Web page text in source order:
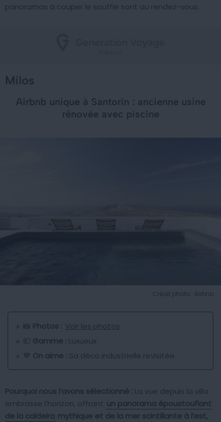
panoramas à couper le souffle sont au rendez-vous.
Milos
Airbnb unique à Santorin : ancienne usine
rénovée avec piscine
Crédit photo : Airbnb
📸 Photos : Voir les photos
💶 Gamme : Luxueux
💙 On aime : Sa déco industrielle revisitée
Pourquoi nous l’avons sélectionné : La vue depuis la villa
embrasse l’horizon, offrant un panorama époustouflant
de la caldeira mythique et de la mer scintillante à l’est,